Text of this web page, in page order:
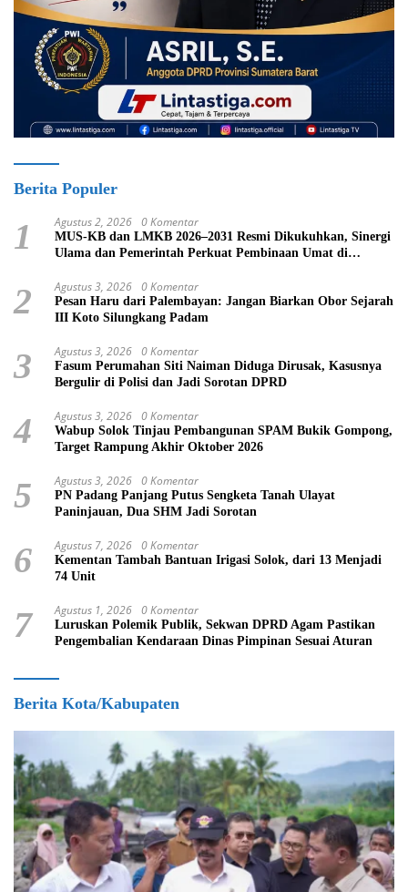
Berita Populer
1 Agustus 2, 2026 0 Komentar
MUS-KB dan LMKB 2026–2031 Resmi Dikukuhkan, Sinergi
Ulama dan Pemerintah Perkuat Pembinaan Umat di
2 Agustus 3, 2026 0 Komentar
Pesan Haru dari Palembayan: Jangan Biarkan Obor Sejarah
III Koto Silungkang Padam
3 Agustus 3, 2026 0 Komentar
Fasum Perumahan Siti Naiman Diduga Dirusak, Kasusnya
Bergulir di Polisi dan Jadi Sorotan DPRD
4 Agustus 3, 2026 0 Komentar
Wabup Solok Tinjau Pembangunan SPAM Bukik Gompong,
Target Rampung Akhir Oktober 2026
5 Agustus 3, 2026 0 Komentar
PN Padang Panjang Putus Sengketa Tanah Ulayat
Paninjauan, Dua SHM Jadi Sorotan
6 Agustus 7, 2026 0 Komentar
Kementan Tambah Bantuan Irigasi Solok, dari 13 Menjadi
74 Unit
7 Agustus 1, 2026 0 Komentar
Luruskan Polemik Publik, Sekwan DPRD Agam Pastikan
Pengembalian Kendaraan Dinas Pimpinan Sesuai Aturan
Berita Kota/Kabupaten